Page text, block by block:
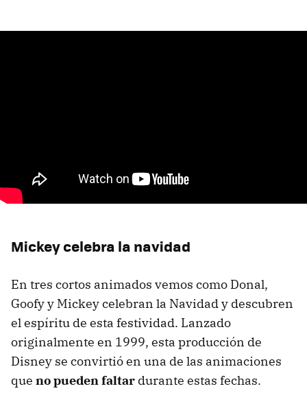
Mickey celebra la navidad
En tres cortos animados vemos como Donal,
Goofy y Mickey celebran la Navidad y descubren
el espíritu de esta festividad. Lanzado
originalmente en 1999, esta producción de
Disney se convirtió en una de las animaciones
que no pueden faltar durante estas fechas.